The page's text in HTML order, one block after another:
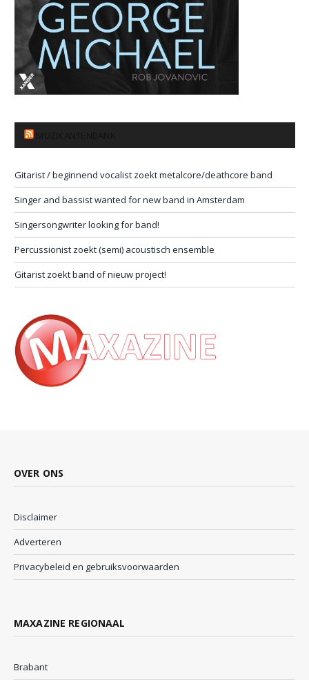
Gitarist / beginnend vocalist zoekt metalcore/deathcore band
Singer and bassist wanted for new band in Amsterdam
Singersongwriter looking for band!
Percussionist zoekt (semi) acoustisch ensemble
Gitarist zoekt band of nieuw project!
OVER ONS
Disclaimer
Adverteren
Privacybeleid en gebruiksvoorwaarden
MAXAZINE REGIONAAL
Brabant